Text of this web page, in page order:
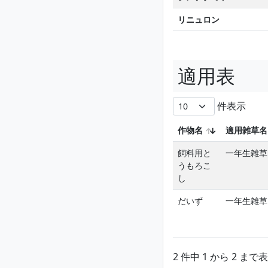
リニュロン
適用表
件表示
作物名
適用雑草名
飼料用と
うもろこ
し
一年生雑草
だいず 一年生雑草
2 件中 1 から 2 まで